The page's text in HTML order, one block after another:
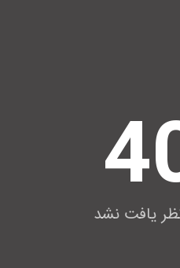
یافت نشد